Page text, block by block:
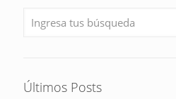
Últimos Posts